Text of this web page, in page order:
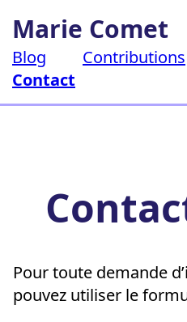
au
contenu
Marie Comet
Blog Contributions
Contact
Pour toute demande
pouvez utiliser le